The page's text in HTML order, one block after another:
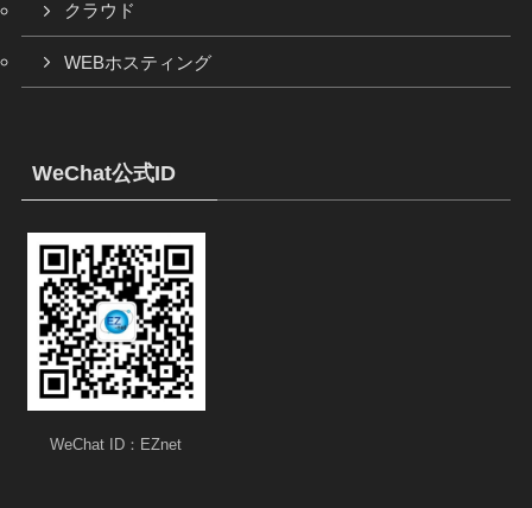
クラウド
WEBホスティング
WeChat公式ID
WeChat ID：EZnet